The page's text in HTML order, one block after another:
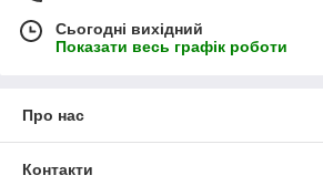
Сьогодні вихідний
Показати весь графік роботи
Про нас
Контакти